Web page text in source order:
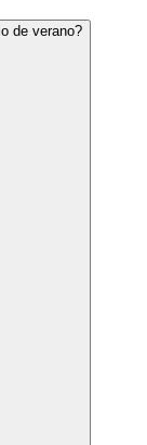
de verano?